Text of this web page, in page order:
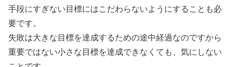
手段にすぎない目標にはこだわらないようにすることも必
要です。
失敗は大きな目標を達成するための途中経過なのですから
重要ではない小さな目標を達成できなくても、気にしない